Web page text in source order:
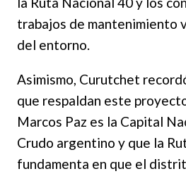
trabajos de mantenimiento
del entorno.
Asimismo, Curutchet
que respaldan este
Marcos Paz es la Capital
Crudo argentino y que la
fundamenta en que el